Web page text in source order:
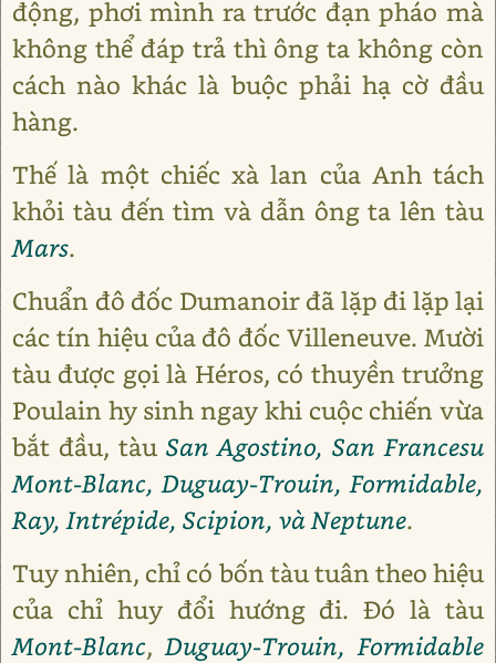
động, phơi mình ra trước đạn pháo mà
không thể đáp trả thì ông ta không còn
cách nào khác là buộc phải hạ cờ đầu
hàng.
Thế là một chiếc xà lan của Anh tách
khỏi tàu đến tìm và dẫn ông ta lên tàu
Mars.
Chuẩn đô đốc Dumanoir đã lặp đi lặp lại
các tín hiệu của đô đốc Villeneuve. Mười
tàu được gọi là Héros, có thuyền trưởng
Poulain hy sinh ngay khi cuộc chiến vừa
bắt đầu, tàu San Agostino, San Francesu
Mont-Blanc, Duguay-Trouin, Formidable,
Ray, Intrépide, Scipion, và Neptune.
Tuy nhiên, chỉ có bốn tàu tuân theo hiệu
của chỉ huy đổi hướng đi. Đó là tàu
Mont-Blanc,Duguay-Trouin, Formidable